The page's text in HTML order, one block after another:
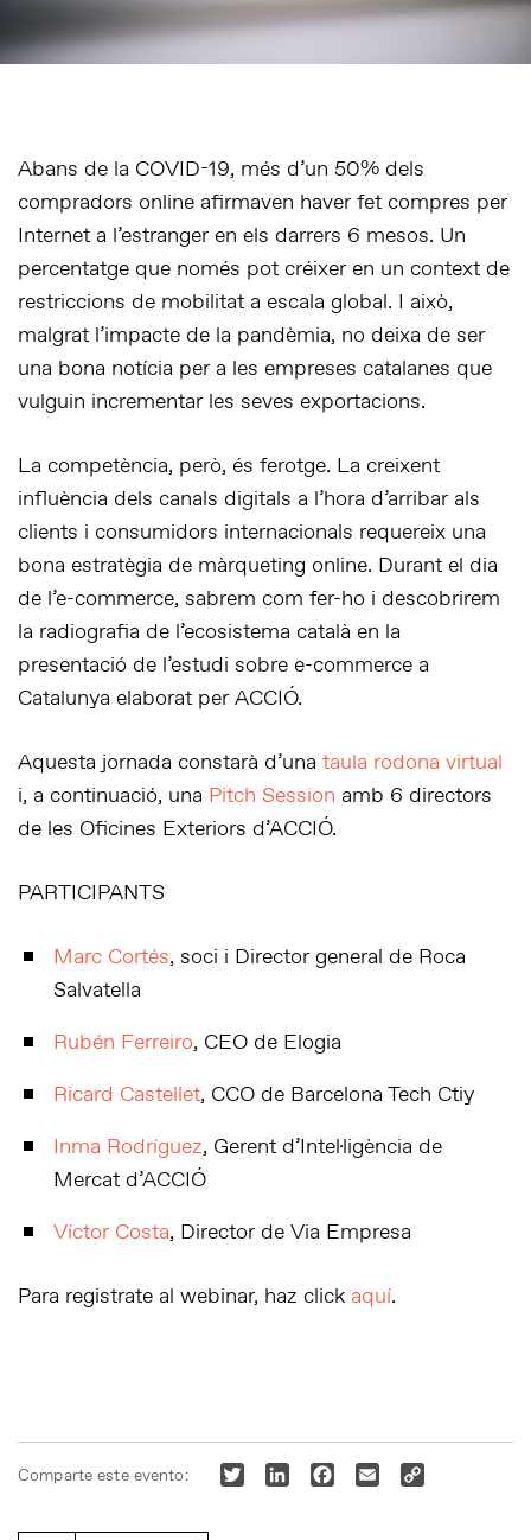
Abans de la COVID-19, més d’un 50% dels
compradors online afirmaven haver fet compres per
Internet a l’estranger en els darrers 6 mesos. Un
percentatge que només pot créixer en un context de
restriccions de mobilitat a escala global. I això,
malgrat l’impacte de la pandèmia, no deixa de ser
una bona notícia per a les empreses catalanes que
vulguin incrementar les seves exportacions.
La competència, però, és ferotge. La creixent
influència dels canals digitals a l’hora d’arribar als
clients i consumidors internacionals requereix una
bona estratègia de màrqueting online. Durant el dia
de l’e-commerce, sabrem com fer-ho i descobrirem
la radiografia de l’ecosistema català en la
presentació de l’estudi sobre e-commerce a
Catalunya elaborat per ACCIÓ.
Aquesta jornada constarà d’una taula rodona virtual
i, a continuació, una Pitch Session amb 6 directors
de les Oficines Exteriors d’ACCIÓ.
PARTICIPANTS
Marc Cortés, soci i Director general de Roca
Salvatella
Rubén Ferreiro, CEO de Elogia
Ricard Castellet, CCO de Barcelona Tech Ctiy
Inma Rodríguez, Gerent d’Intel·ligència de
Mercat d’ACCIÓ
Víctor Costa, Director de Via Empresa
Para registrate al webinar, haz click aquí.
Comparte este evento: TwitterLinkedInFacebook
EmailCopy